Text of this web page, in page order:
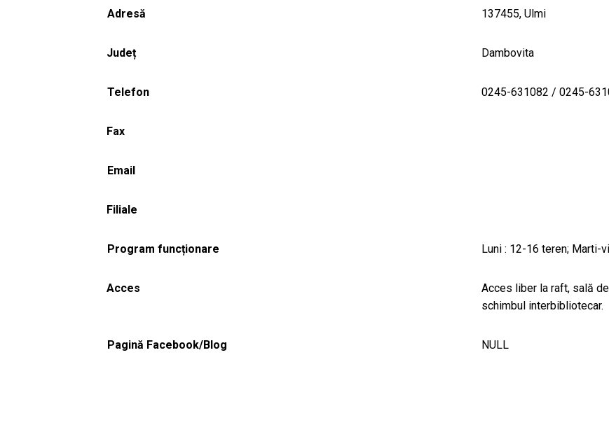
Adresă 137455, Ulmi
Județ Dambovita
Telefon 0245-631082 / 0245-
Fax
Email
Filiale
Program funcționare Luni : 12-16 teren; Marti-
Acces
Acces liber la raft, sală
schimbul interbibliotecar.
Pagină Facebook/Blog NULL